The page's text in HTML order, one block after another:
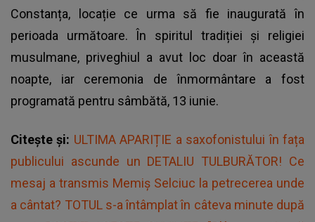
Constanța, locație ce urma să fie inaugurată în
perioada următoare. În spiritul tradiției și religiei
musulmane, priveghiul a avut loc doar în această
noapte, iar ceremonia de înmormântare a fost
programată pentru sâmbătă, 13 iunie.
Citește și: ULTIMA APARIȚIE a saxofonistului în fața
publicului ascunde un DETALIU TULBURĂTOR! Ce
mesaj a transmis Memiș Selciuc la petrecerea unde
a cântat? TOTUL s-a întâmplat în câteva minute după